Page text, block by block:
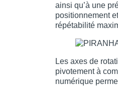
ainsi qu’à une
positionnement
répétabilité
Les axes de
pivotement à
numérique